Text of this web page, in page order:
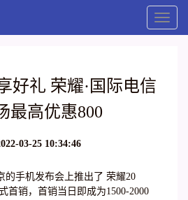
Toggle
好礼 荣耀·国际电信
最高优惠800
03-25 10:34:46
的手机发布会上推出了 荣耀20
首销，首销当日即成为1500-2000